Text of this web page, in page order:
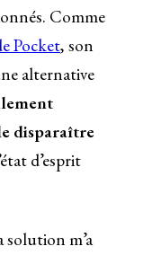
Comme
Pocket, son
alternative
disparaître
d’esprit
solution m’a